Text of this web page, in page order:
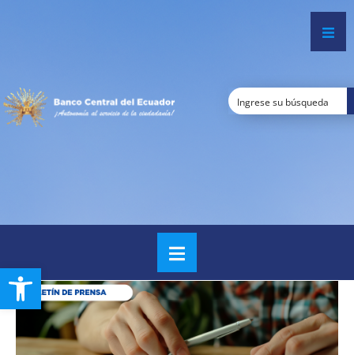
Open toolbar